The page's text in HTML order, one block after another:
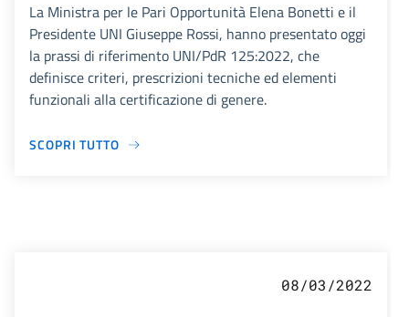
La Ministra per le Pari Opportunità Elena Bonetti e il
Presidente UNI Giuseppe Rossi, hanno presentato oggi
la prassi di riferimento UNI/PdR 125:2022, che
definisce criteri, prescrizioni tecniche ed elementi
funzionali alla certificazione di genere.
SCOPRI TUTTO
08/03/2022